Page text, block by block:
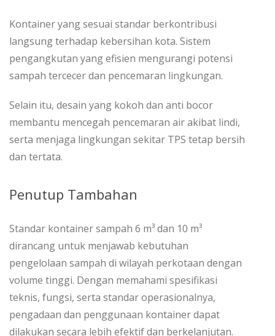
Kontainer yang sesuai standar berkontribusi
langsung terhadap kebersihan kota. Sistem
pengangkutan yang efisien mengurangi potensi
sampah tercecer dan pencemaran lingkungan.
Selain itu, desain yang kokoh dan anti bocor
membantu mencegah pencemaran air akibat lindi,
serta menjaga lingkungan sekitar TPS tetap bersih
dan tertata.
Penutup Tambahan
Standar kontainer sampah 6 m³ dan 10 m³
dirancang untuk menjawab kebutuhan
pengelolaan sampah di wilayah perkotaan dengan
volume tinggi. Dengan memahami spesifikasi
teknis, fungsi, serta standar operasionalnya,
pengadaan dan penggunaan kontainer dapat
dilakukan secara lebih efektif dan berkelanjutan.